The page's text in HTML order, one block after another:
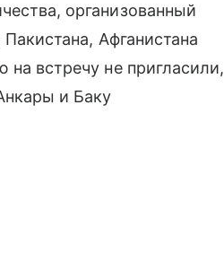
организованный
Афганистана
встречу не пригласили,
и Баку